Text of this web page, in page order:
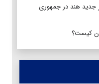
هند در جمهوری
کیست؟